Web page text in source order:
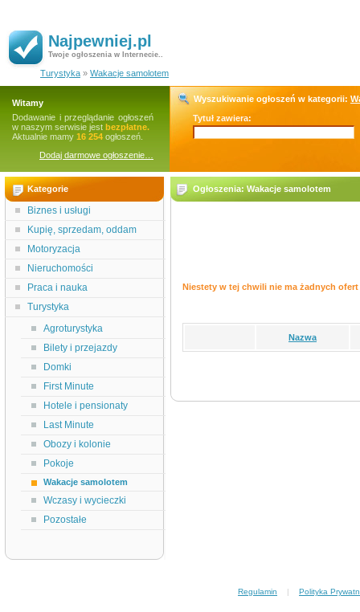
Najpewniej.pl
Twoje ogłoszenia w Internecie..
Turystyka » Wakacje samolotem
Witamy
Dodawanie i przeglądanie ogłoszeń
w naszym serwisie jest bezpłatne.
Aktualnie mamy 16 254 ogłoszeń.
Dodaj darmowe ogłoszenie…
Wyszukiwanie ogłoszeń w kategorii:
Tytuł zawiera:
Kategorie
Biznes i usługi
Kupię, sprzedam, oddam
Motoryzacja
Nieruchomości
Praca i nauka
Turystyka
Agroturystyka
Bilety i przejazdy
Domki
First Minute
Hotele i pensionaty
Last Minute
Obozy i kolonie
Pokoje
Wakacje samolotem
Wczasy i wycieczki
Pozostałe
Ogłoszenia: Wakacje samolotem
Niestety w tej chwili nie ma żadnych
Nazwa
Regulamin | Polityka